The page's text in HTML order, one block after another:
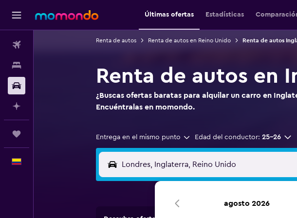
Últimas ofertas Estadísticas
Renta de autos Renta de autos en Reino Unido Renta de autos
Renta de autos en
¿Buscas ofertas baratas para alquilar un carro en
Encuéntralas en momondo.
Entrega en el mismo punto Edad del conductor: 25-26
agosto 2026